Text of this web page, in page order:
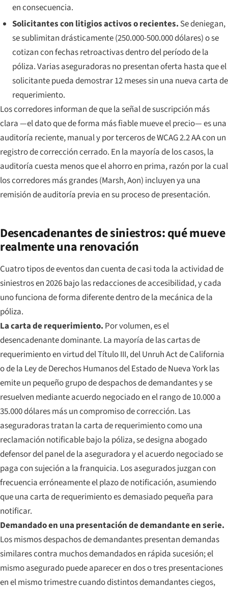
en consecuencia.
Solicitantes con litigios activos o recientes. Se deniegan,
se sublimitan drásticamente (250.000-500.000 dólares) o se
cotizan con fechas retroactivas dentro del período de la
póliza. Varias aseguradoras no presentan oferta hasta que el
solicitante pueda demostrar 12 meses sin una nueva carta de
requerimiento.
Los corredores informan de que la señal de suscripción más
clara —el dato que de forma más fiable mueve el precio— es una
auditoría reciente, manual y por terceros de WCAG 2.2 AA con un
registro de corrección cerrado. En la mayoría de los casos, la
auditoría cuesta menos que el ahorro en prima, razón por la cual
los corredores más grandes (Marsh, Aon) incluyen ya una
remisión de auditoría previa en su proceso de presentación.
Desencadenantes de siniestros: qué mueve
realmente una renovación
Cuatro tipos de eventos dan cuenta de casi toda la actividad de
siniestros en 2026 bajo las redacciones de accesibilidad, y cada
uno funciona de forma diferente dentro de la mecánica de la
póliza.
La carta de requerimiento. Por volumen, es el
desencadenante dominante. La mayoría de las cartas de
requerimiento en virtud del Título III, del Unruh Act de California
o de la Ley de Derechos Humanos del Estado de Nueva York las
emite un pequeño grupo de despachos de demandantes y se
resuelven mediante acuerdo negociado en el rango de 10.000 a
35.000 dólares más un compromiso de corrección. Las
aseguradoras tratan la carta de requerimiento como una
reclamación notificable bajo la póliza, se designa abogado
defensor del panel de la aseguradora y el acuerdo negociado se
paga con sujeción a la franquicia. Los asegurados juzgan con
frecuencia erróneamente el plazo de notificación, asumiendo
que una carta de requerimiento es demasiado pequeña para
notificar.
Demandado en una presentación de demandante en serie.
Los mismos despachos de demandantes presentan demandas
similares contra muchos demandados en rápida sucesión; el
mismo asegurado puede aparecer en dos o tres presentaciones
en el mismo trimestre cuando distintos demandantes ciegos,